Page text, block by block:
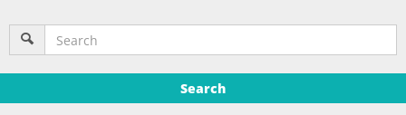
Search